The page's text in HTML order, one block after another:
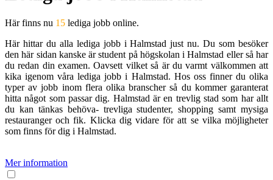
Här finns nu 15 lediga jobb online.
Här hittar du alla lediga jobb i Halmstad just nu. Du som besöker
den här sidan kanske är student på högskolan i Halmstad eller så har
du redan din examen. Oavsett vilket så är du varmt välkommen att
kika igenom våra lediga jobb i Halmstad. Hos oss finner du olika
typer av jobb inom flera olika branscher så du kommer garanterat
hitta något som passar dig. Halmstad är en trevlig stad som har allt
du kan tänkas behöva- trevliga studenter, shopping samt mysiga
restauranger och fik. Klicka dig vidare för att se vilka möjligheter
som finns för dig i Halmstad.
Mer information